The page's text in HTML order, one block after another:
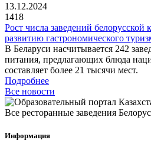
13.12.2024
1418
Рост числа заведений белорусской
развитию гастрономического
В Беларуси насчитывается 242
питания, предлагающих блюда
составляет более 21 тысячи мест.
Подробнее
Все новости
Все ресторанные заведения
Информация